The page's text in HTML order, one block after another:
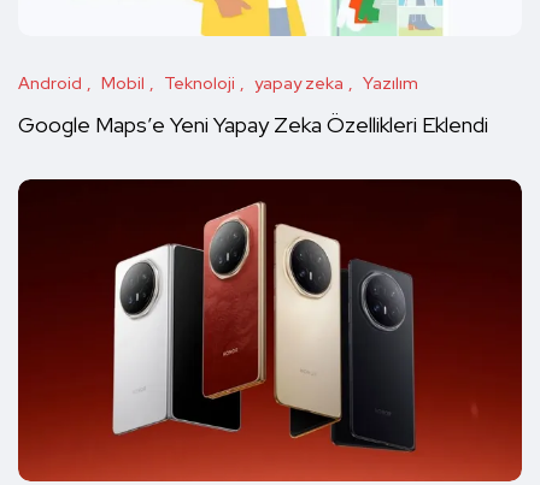
Android Mobil Teknoloji yapay zeka Yazılım
Google Maps’e Yeni Yapay Zeka Özellikleri Eklendi